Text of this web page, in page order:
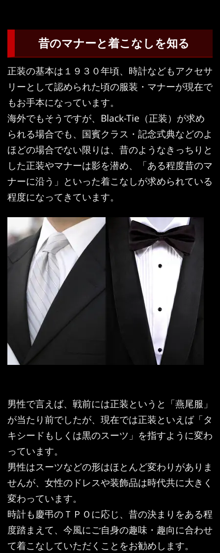
昔のマナーと着こなしを知る
正装の基本は１９３０年頃、時計などもアクセサ
リーとして認められた頃の服装・マナーが現在で
もお手本になっています。
海外でもそうですが、Black-Tie（正装）が求め
られる場合でも、国賓クラス・記念式典などのよ
ほどの場合でない限りは、昔のようなきっちりと
した正装やマナーは影を潜め、「ある程度昔のマ
ナーに沿う」といった着こなしが求められている
程度になってきています。
男性で言えば、戦前には正装というと「燕尾服」
が当たり前でしたが、現在では正装といえば「タ
キシードもしくは黒のスーツ」を指すように変わ
っています。
男性はスーツなどの形はほとんど変わりがありま
せんが、女性のドレスや装飾品は時代共に大きく
変わっています。
時計も慶弔のＴＰＯに応じ、昔の決まりをある程
度踏まえて、今風にご自身の趣味・趣向に合わせ
て着こなしていただくことをお勧めします。